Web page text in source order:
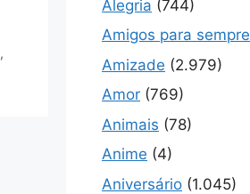
,
Alegria (744)
Amigos para sempre
Amizade (2.979)
Amor (769)
Animais (78)
Anime (4)
Aniversário (1.045)